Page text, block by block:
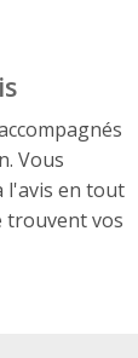
Vous
l'avis en tout
trouvent vos